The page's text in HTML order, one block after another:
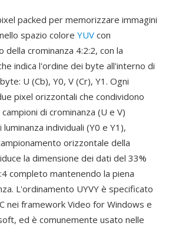
packed per memorizzare immagini
spazio colore YUV con
crominanza 4:2:2, con la
indica l'ordine dei byte all'interno di
U (Cb), Y0, V (Cr), Y1. Ogni
pixel orizzontali che condividono
di crominanza (U e V)
individuali (Y0 e Y1),
orizzontale della
la dimensione dei dati del 33%
completo mantenendo la piena
L'ordinamento UYVY è specificato
nei framework Video for Windows e
ed è comunemente usato nelle